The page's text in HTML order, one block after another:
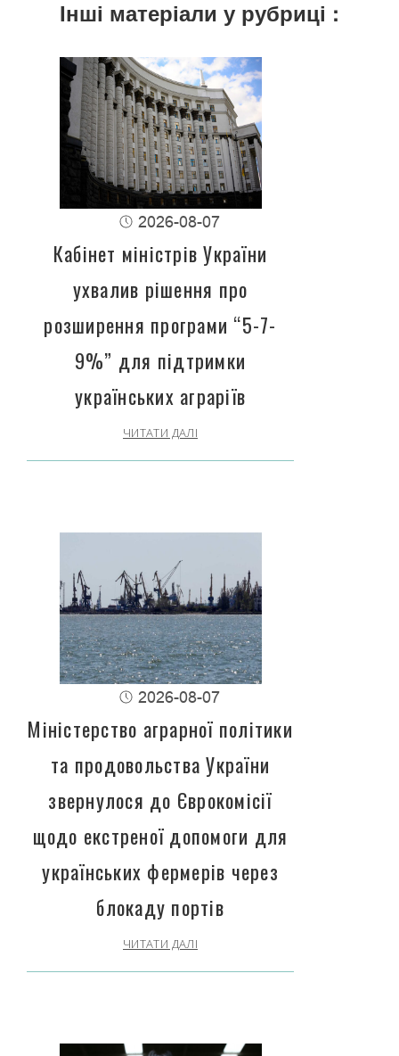
Інші матеріали у рубриці :
2026-08-07
Кабінет міністрів України
ухвалив рішення про
розширення програми “5-7-
9%” для підтримки
українських аграріїв
ЧИТАТИ ДАЛІ
2026-08-07
Міністерство аграрної політики
та продовольства України
звернулося до Єврокомісії
щодо екстреної допомоги для
українських фермерів через
блокаду портів
ЧИТАТИ ДАЛІ